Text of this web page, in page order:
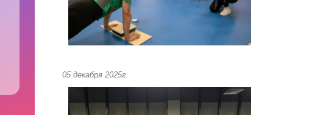
05 декабря 2025г.